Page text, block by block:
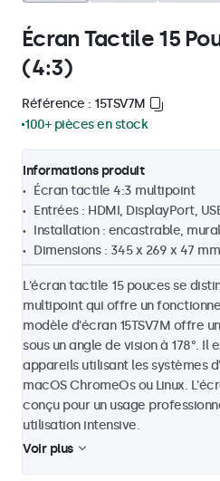
Écran Tactile 15
(4:3)
Référence : 15TSV7M
100+ pièces en stock
Informations produit
Écran tactile 4:3 multipoint
Entrées : HDMI, DisplayPort,
Installation : encastrable,
Dimensions : 345 x 269 x 47 mm
L'écran tactile 15 pouces se
multipoint qui offre un
modèle d'écran 15TSV7M offre
sous un angle de vision à 178°.
appareils utilisant les systèmes
macOS ChromeOs ou Linux.
conçu pour un usage
utilisation intensive.
Voir plus